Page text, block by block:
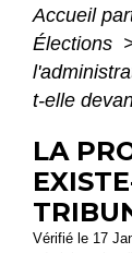
Accueil
Élections
t-elle
LA
Vérifié le 17